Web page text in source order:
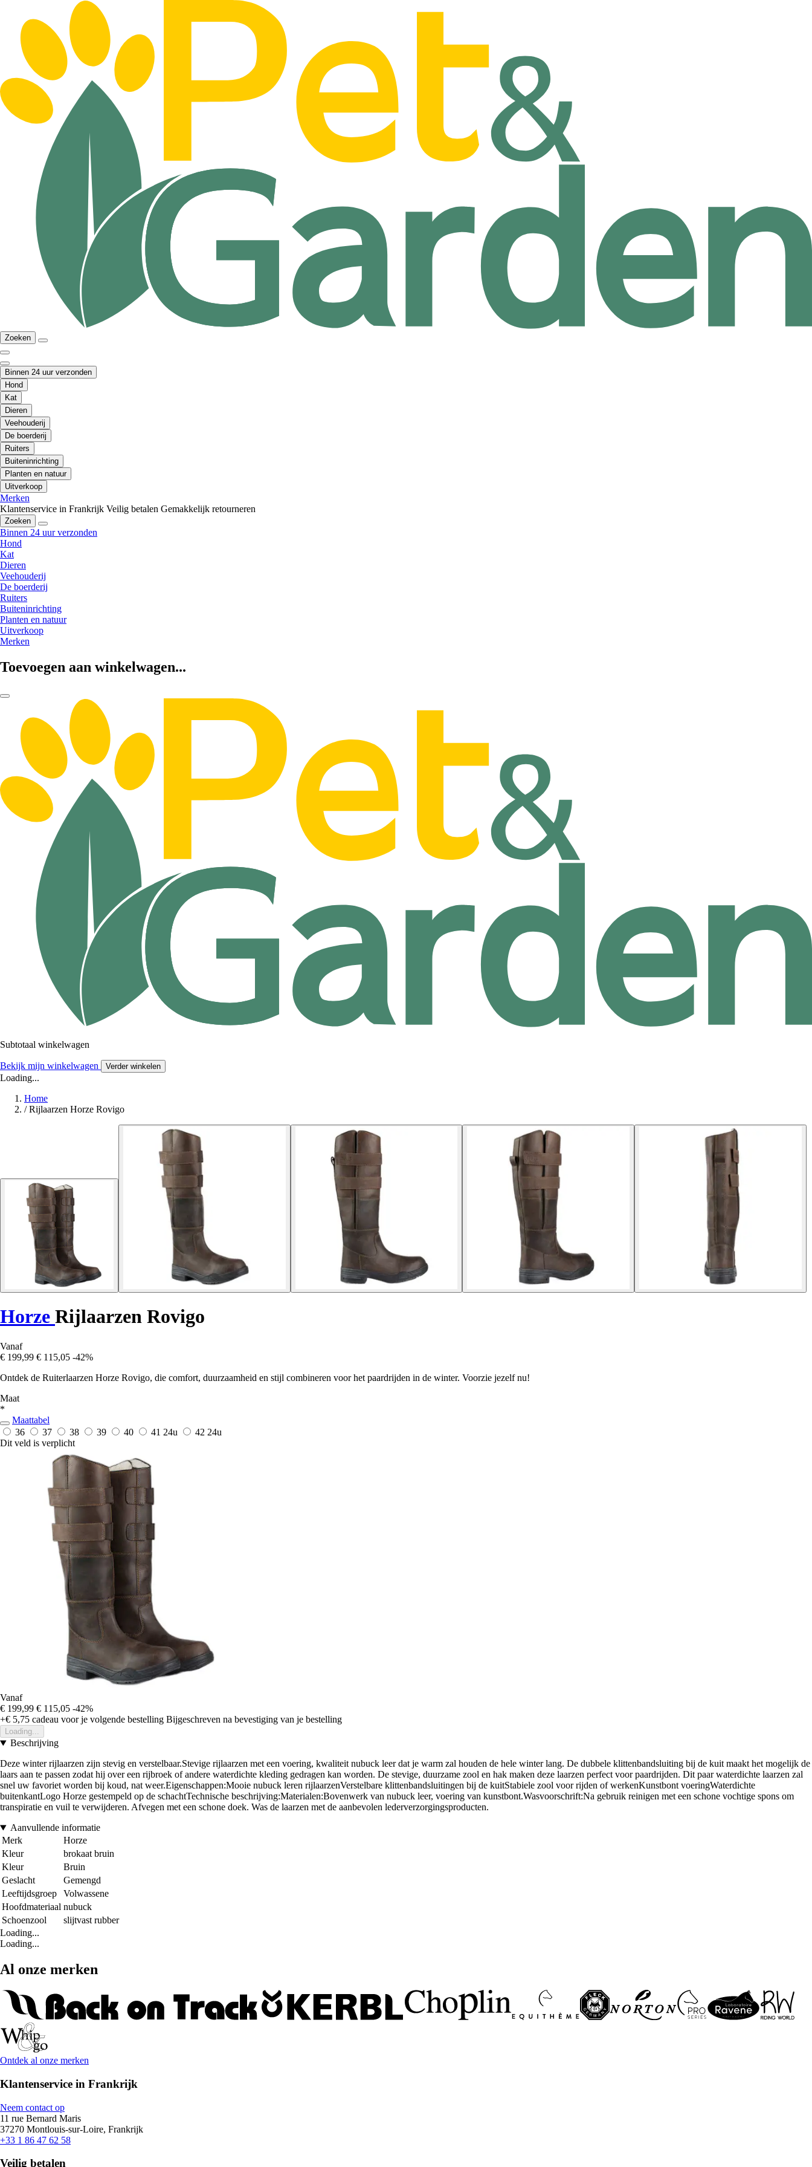
Zoeken
Binnen 24 uur verzonden
Hond
Kat
Dieren
Veehouderij
De boerderij
Ruiters
Buiteninrichting
Planten en natuur
Uitverkoop
Merken
Klantenservice in Frankrijk Veilig betalen Gemakkelijk retourneren
Zoeken
Binnen 24 uur verzonden
Hond
Kat
Dieren
Veehouderij
De boerderij
Ruiters
Buiteninrichting
Planten en natuur
Uitverkoop
Merken
Toevoegen aan winkelwagen...
Subtotaal winkelwagen
Bekijk mijn winkelwagen Verder winkelen
Loading...
Home
/ Rijlaarzen Horze Rovigo
Horze Rijlaarzen Rovigo
Vanaf
€ 199,99 € 115,05 -42%
Ontdek de Ruiterlaarzen Horze Rovigo, die comfort, duurzaamheid en stijl combineren voor het paardrijden in de winter. Voorzie jezelf nu!
Maat
*
Maattabel
36
37 38 39 40 41 24u 42 24u
Dit veld is verplicht
Vanaf
€ 199,99 € 115,05 -42%
+€ 5,75 cadeau voor je volgende bestelling Bijgeschreven na bevestiging van je bestelling
Loading...
Beschrijving
Deze winter rijlaarzen zijn stevig en verstelbaar.Stevige rijlaarzen met een voering, kwaliteit nubuck leer dat je warm zal houden de hele winter lang. De dubbele klittenbandsluiting bij de kuit maakt het mogelijk de
laars aan te passen zodat hij over een rijbroek of andere waterdichte kleding gedragen kan worden. De stevige, duurzame zool en hak maken deze laarzen perfect voor paardrijden. Dit paar waterdichte laarzen zal
snel uw favoriet worden bij koud, nat weer.Eigenschappen:Mooie nubuck leren rijlaarzenVerstelbare klittenbandsluitingen bij de kuitStabiele zool voor rijden of werkenKunstbont voeringWaterdichte
buitenkantLogo Horze gestempeld op de schachtTechnische beschrijving:Materialen:Bovenwerk van nubuck leer, voering van kunstbont.Wasvoorschrift:Na gebruik reinigen met een schone vochtige spons om
transpiratie en vuil te verwijderen. Afvegen met een schone doek. Was de laarzen met de aanbevolen lederverzorgingsproducten.
Aanvullende informatie
Merk
Horze
Kleur
brokaat bruin
Kleur
Bruin
Geslacht
Gemengd
Leeftijdsgroep
Volwassene
Hoofdmateriaal nubuck
Schoenzool
slijtvast rubber
Loading...
Loading...
Al onze merken
Ontdek al onze merken
Klantenservice in Frankrijk
Neem contact op
11 rue Bernard Maris
37270 Montlouis-sur-Loire, Frankrijk
+33 1 86 47 62 58
Veilig betalen